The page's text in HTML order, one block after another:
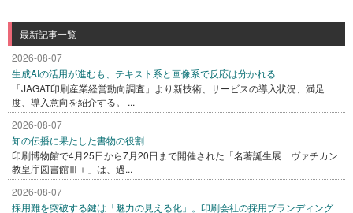
最新記事一覧
2026-08-07
生成AIの活用が進むも、テキスト系と画像系で反応は分かれる
「JAGAT印刷産業経営動向調査」より新技術、サービスの導入状況、満足
度、導入意向を紹介する。 ...
2026-08-07
知の伝播に果たした書物の役割
印刷博物館で4月25日から7月20日まで開催された「名著誕生展 ヴァチカン
教皇庁図書館Ⅲ＋」は、過...
2026-08-07
採用難を突破する鍵は「魅力の見える化」。印刷会社の採用ブランディング